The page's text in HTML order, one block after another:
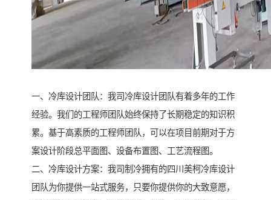
一、冷库设计团队：我司冷库设计团队有着多年的工作
经验。我们的工程师团队始终保持了长期稳定的知识积
累。基于高素质的工程师团队，可以在项目前期对于方
案设计阶段总平面图、设备布置图、工艺流程图。
二、冷库设计方案：我司制冷拥有的四川美柯冷库设计
团队为你提供一站式服务，只要你提供你的大致意愿，